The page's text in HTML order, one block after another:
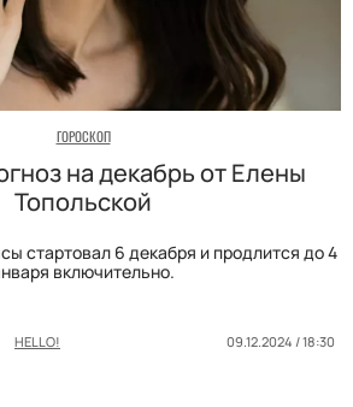
ГОРОСКОП
на декабрь от Елены
Топольской
стартовал 6 декабря и продлится до 4
включительно.
HELLO!
09.12.2024 / 18:30